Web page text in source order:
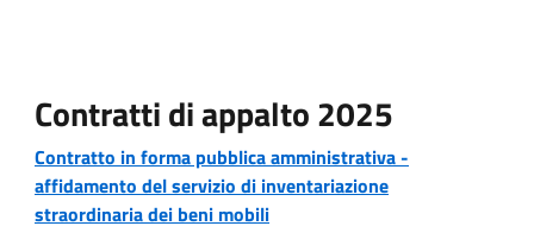
Contratti di appalto 2025
Contratto in forma pubblica amministrativa -
affidamento del servizio di inventariazione
straordinaria dei beni mobili